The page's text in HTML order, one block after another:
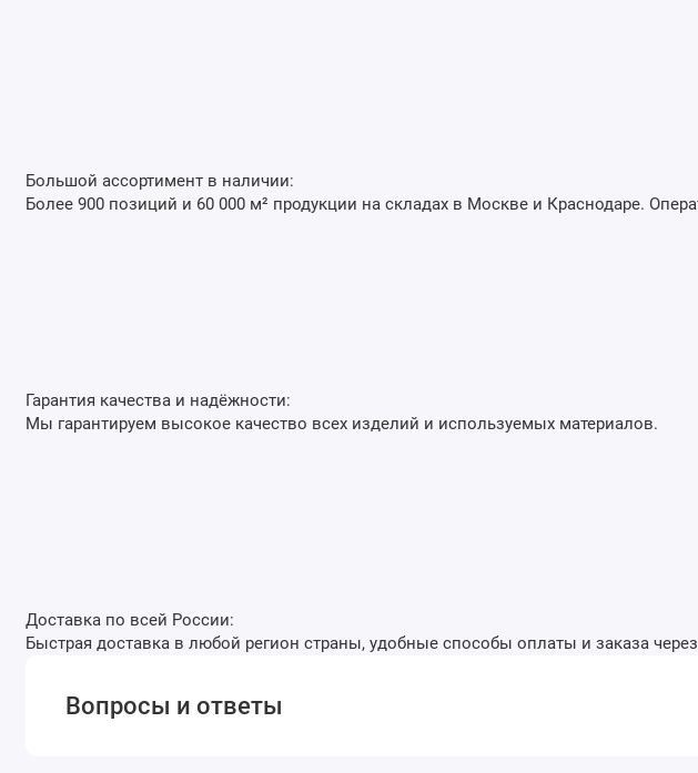
Большой ассортимент в наличии:
Более 900 позиций и 60 000 м² продукции на складах в Москве и Краснодаре.
Гарантия качества и надёжности:
Мы гарантируем высокое качество всех изделий и используемых материалов.
Доставка по всей России:
Быстрая доставка в любой регион страны, удобные способы оплаты и заказа
Вопросы и ответы